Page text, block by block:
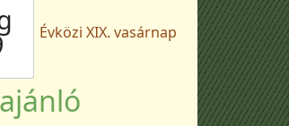
Évközi XIX. vasárnap